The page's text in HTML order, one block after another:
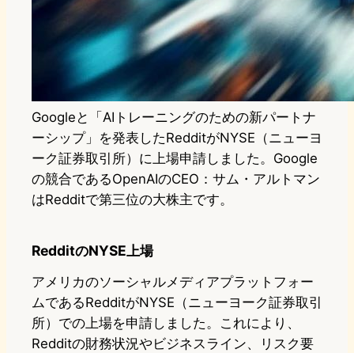
Googleと「AIトレーニングのための新パートナ
ーシップ」を発表したRedditがNYSE（ニューヨ
ーク証券取引所）に上場申請しました。Google
の競合であるOpenAIのCEO：サム・アルトマン
はRedditで第三位の大株主です。
RedditのNYSE上場
アメリカのソーシャルメディアプラットフォー
ムであるRedditがNYSE（ニューヨーク証券取引
所）での上場を申請しました。これにより、
Redditの財務状況やビジネスライン、リスク要